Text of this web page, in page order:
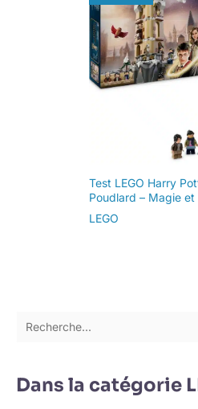
Test LEGO Harry
Poudlard – Magie
LEGO
Dans la catégorie